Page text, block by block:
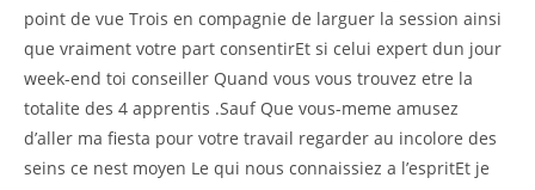
point de vue Trois en compagnie de larguer la session ainsi
que vraiment votre part consentirEt si celui expert dun jour
week-end toi conseiller Quand vous vous trouvez etre la
totalite des 4 apprentis .Sauf Que vous-meme amusez
d’aller ma fiesta pour votre travail regarder au incolore des
seins ce nest moyen Le qui nous connaissiez a l’espritEt je